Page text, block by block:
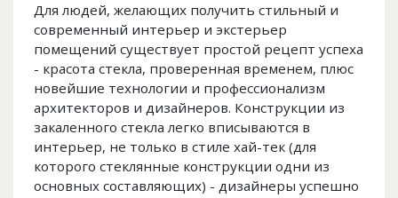
Для людей, желающих получить стильный и
современный интерьер и экстерьер
помещений существует простой рецепт успеха
- красота стекла, проверенная временем, плюс
новейшие технологии и профессионализм
архитекторов и дизайнеров. Конструкции из
закаленного стекла легко вписываются в
интерьер, не только в стиле хай-тек (для
которого стеклянные конструкции одни из
основных составляющих) - дизайнеры успешно